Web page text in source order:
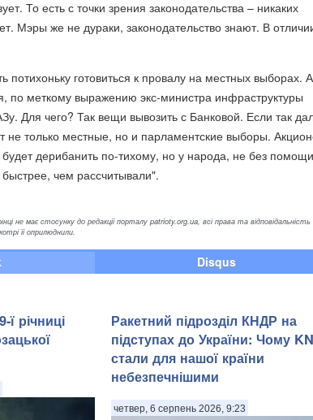
То есть с точки зрения законодательства – никаких
Мэры же не дураки, законодательство знают. В
потихоньку готовиться к провалу на местных выборах. А
по меткому выражению экс-министра инфраструктуры
Для чего? Так вещи вывозить с Банковой. Если так
не только местные, но и парламентские выборы.
дерибанить по-тихому, но у народа, не без помощи
быстрее, чем рассчитывали".
не має стосунку до редакції порталу patrioty.org.ua, всі права та відповідальність
її оприлюднили.
Disqus
річниці
Ракетний підрозділ КНДР на
підступах до України: Чому
стали для нашої країни
небезпечнішими
четвер, 6 серпень 2026, 9:23